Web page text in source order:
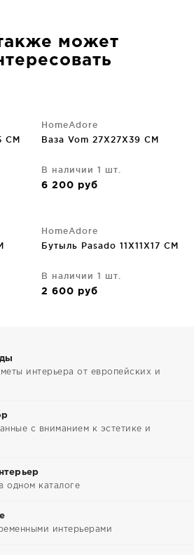
может
CM
HomeAdore
Ваза Vom 27X27X39 CM
В наличии 1 шт.
6 200 руб
HomeAdore
Бутыль Pasado 11X11X17 CM
В наличии 1 шт.
2 600 руб
интерьера от европейских и
с вниманием к эстетике и
одном каталоге
интерьерами